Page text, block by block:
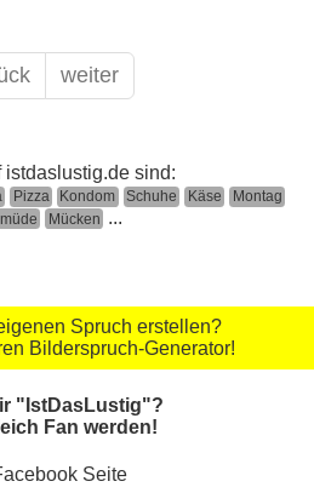
weiter
istdaslustig.de sind:
Pizza Kondom Schuhe Käse
Montag
müde Mücken ...
Spruch erstellen?
Bilderspruch-Generator!
"IstDasLustig"?
Fan werden!
Seite